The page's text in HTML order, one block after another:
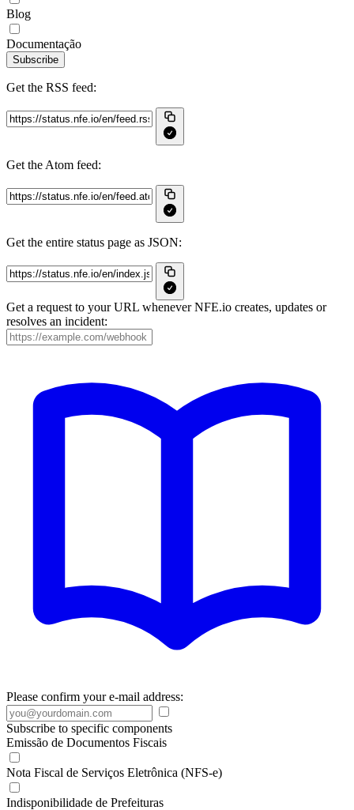
Blog
Documentação
Subscribe
Get the RSS feed:
Get the Atom feed:
Get the entire status page as JSON:
Get a request to your URL whenever NFE.io creates, updates or
resolves an incident:
Please confirm your e-mail address:
Subscribe to specific components
Emissão de Documentos Fiscais
Nota Fiscal de Serviços Eletrônica (NFS-e)
Indisponibilidade de Prefeituras